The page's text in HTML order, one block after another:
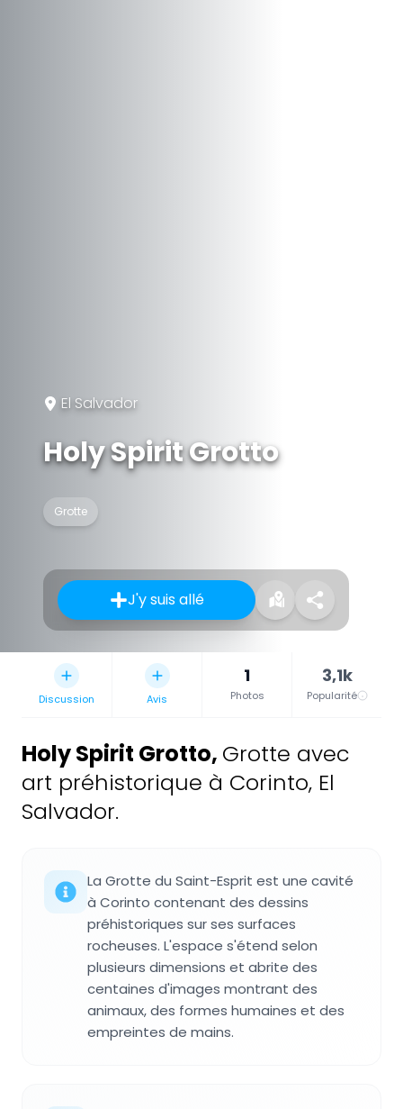
El Salvador
Holy Spirit Grotto
Grotte
J'y suis allé
Discussion Avis
1
Photos
3,1k
Popularité
Holy Spirit Grotto, Grotte avec
art préhistorique à Corinto, El
Salvador.
La Grotte du Saint-Esprit est une cavité
à Corinto contenant des dessins
préhistoriques sur ses surfaces
rocheuses. L'espace s'étend selon
plusieurs dimensions et abrite des
centaines d'images montrant des
animaux, des formes humaines et des
empreintes de mains.